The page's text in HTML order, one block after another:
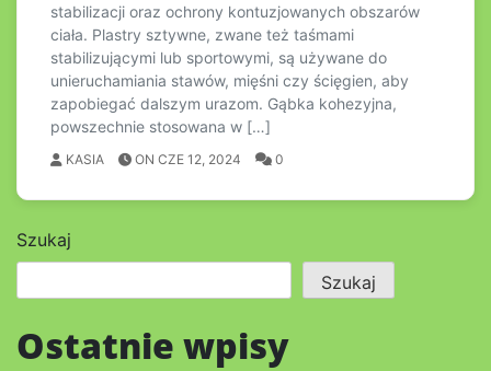
stabilizacji oraz ochrony kontuzjowanych obszarów
ciała. Plastry sztywne, zwane też taśmami
stabilizującymi lub sportowymi, są używane do
unieruchamiania stawów, mięśni czy ścięgien, aby
zapobiegać dalszym urazom. Gąbka kohezyjna,
powszechnie stosowana w […]
KASIA ON CZE 12, 2024 0
Szukaj
Szukaj
Ostatnie wpisy